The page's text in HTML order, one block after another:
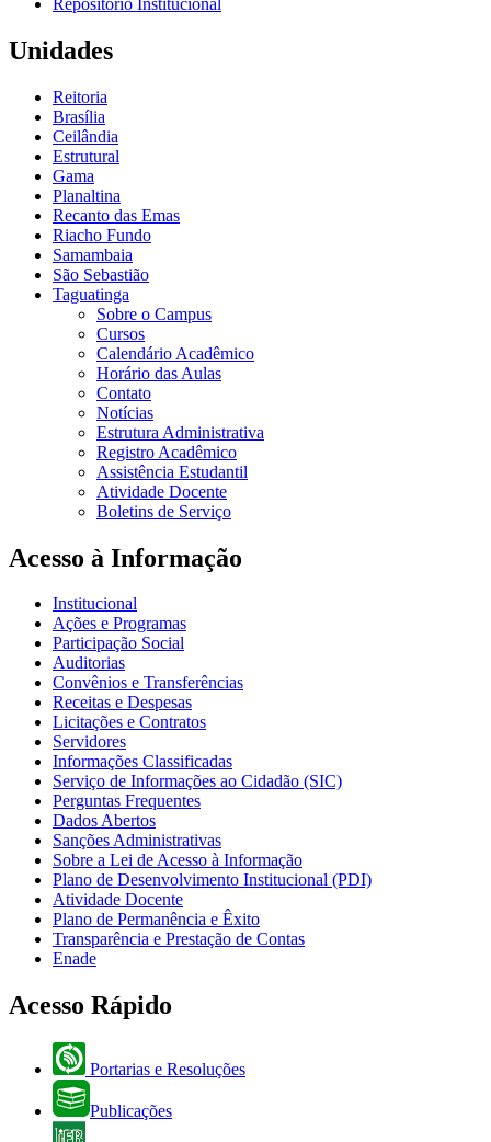
Unidades
Reitoria
Brasília
Ceilândia
Estrutural
Gama
Planaltina
Recanto das Emas
Riacho Fundo
Samambaia
São Sebastião
Taguatinga
Sobre o Campus
Cursos
Calendário Acadêmico
Horário das Aulas
Contato
Notícias
Estrutura Administrativa
Registro Acadêmico
Assistência Estudantil
Atividade Docente
Boletins de Serviço
Acesso à Informação
Institucional
Ações e Programas
Participação Social
Auditorias
Convênios e Transferências
Receitas e Despesas
Licitações e Contratos
Servidores
Informações Classificadas
Serviço de Informações ao Cidadão (SIC)
Perguntas Frequentes
Dados Abertos
Sanções Administrativas
Sobre a Lei de Acesso à Informação
Plano de Desenvolvimento Institucional (PDI)
Atividade Docente
Plano de Permanência e Êxito
Transparência e Prestação de Contas
Enade
Acesso Rápido
Portarias e Resoluções
Publicações